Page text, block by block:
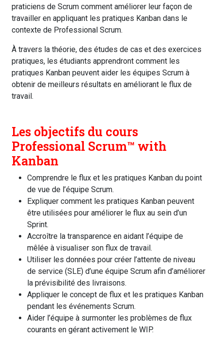
praticiens de Scrum comment améliorer leur façon de
travailler en appliquant les pratiques Kanban dans le
contexte de Professional Scrum.
À travers la théorie, des études de cas et des exercices
pratiques, les étudiants apprendront comment les
pratiques Kanban peuvent aider les équipes Scrum à
obtenir de meilleurs résultats en améliorant le flux de
travail.
Les objectifs du cours
Professional Scrum™️ with
Kanban
Comprendre le flux et les pratiques Kanban du point
de vue de l’équipe Scrum.
Expliquer comment les pratiques Kanban peuvent
être utilisées pour améliorer le flux au sein d’un
Sprint.
Accroître la transparence en aidant l’équipe de
mêlée à visualiser son flux de travail.
Utiliser les données pour créer l’attente de niveau
de service (SLE) d’une équipe Scrum afin d’améliorer
la prévisibilité des livraisons.
Appliquer le concept de flux et les pratiques Kanban
pendant les événements Scrum.
Aider l’équipe à surmonter les problèmes de flux
courants en gérant activement le WIP.